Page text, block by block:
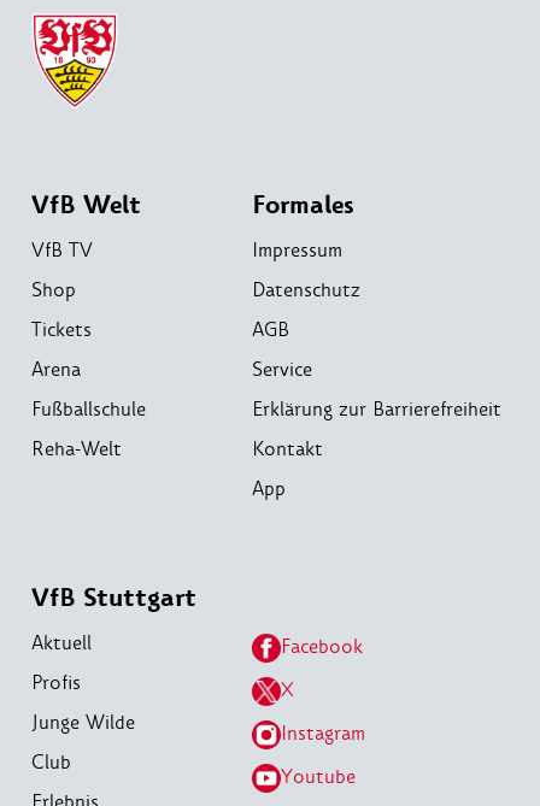
VfB Welt
VfB TV
Shop
Tickets
Arena
Fußballschule
Reha-Welt
Formales
Impressum
Datenschutz
AGB
Service
Erklärung zur Barrierefreiheit
Kontakt
App
VfB Stuttgart
Aktuell
Profis
Junge Wilde
Club
Facebook
X
Instagram
Youtube